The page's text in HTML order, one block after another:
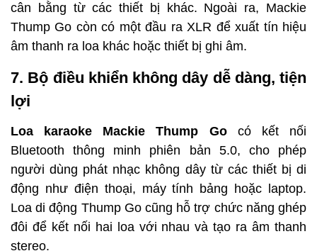
cân bằng từ các thiết bị khác. Ngoài ra, Mackie
Thump Go còn có một đầu ra XLR để xuất tín hiệu
âm thanh ra loa khác hoặc thiết bị ghi âm.
7. Bộ điều khiển không dây dễ dàng, tiện
lợi
Loa karaoke Mackie Thump Go có kết nối
Bluetooth thông minh phiên bản 5.0, cho phép
người dùng phát nhạc không dây từ các thiết bị di
động như điện thoại, máy tính bảng hoặc laptop.
Loa di động Thump Go cũng hỗ trợ chức năng ghép
đôi để kết nối hai loa với nhau và tạo ra âm thanh
stereo.